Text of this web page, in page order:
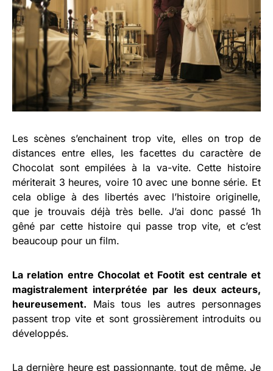
Les scènes s’enchainent trop vite, elles on trop de
distances entre elles, les facettes du caractère de
Chocolat sont empilées à la va-vite. Cette histoire
mériterait 3 heures, voire 10 avec une bonne série. Et
cela oblige à des libertés avec l’histoire originelle,
que je trouvais déjà très belle. J’ai donc passé 1h
gêné par cette histoire qui passe trop vite, et c’est
beaucoup pour un film.
La relation entre Chocolat et Footit est centrale et
magistralement interprétée par les deux acteurs,
heureusement. Mais tous les autres personnages
passent trop vite et sont grossièrement introduits ou
développés.
La dernière heure est passionnante, tout de même. Je